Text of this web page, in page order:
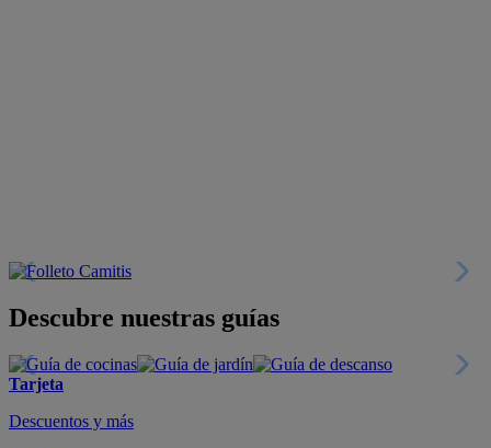
Descubre nuestras guías
Tarjeta
Descuentos y más